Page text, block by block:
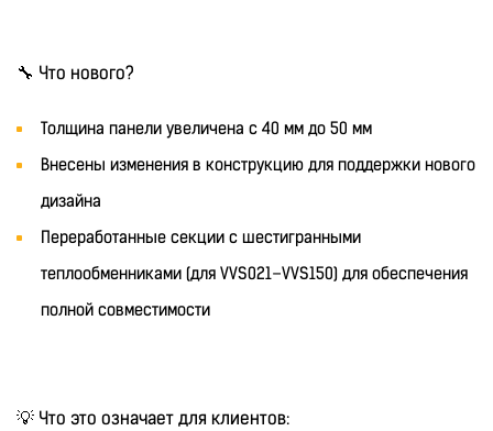
🔧 Что нового?
Толщина панели увеличена с 40 мм до 50 мм
Внесены изменения в конструкцию для поддержки нового
дизайна
Переработанные секции с шестигранными
теплообменниками (для VVS021–VVS150) для обеспечения
полной совместимости
💡 Что это означает для клиентов: